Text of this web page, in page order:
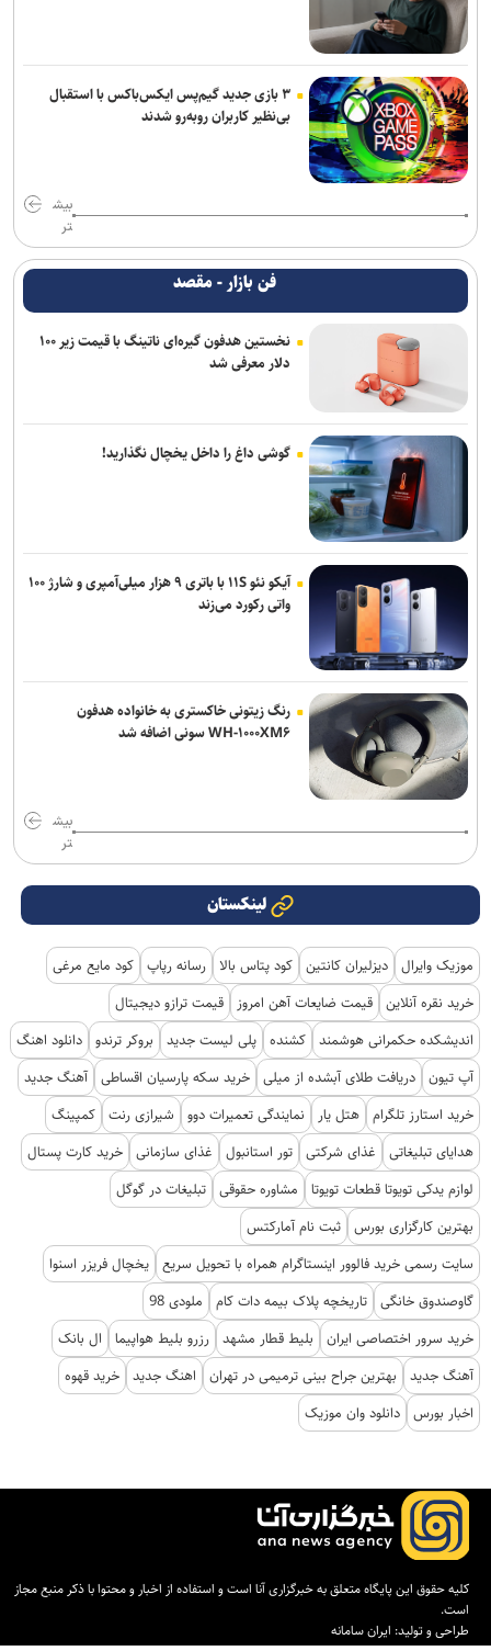
۳ بازی جدید گیم‌پس ایکس‌باکس با استقبال
بی‌نظیر کاربران روبه‌رو شدند
بیش
تر
فن بازار - مقصد
نخستین هدفون گیره‌ای ناتینگ با قیمت زیر ۱۰۰
دلار معرفی شد
گوشی داغ را داخل یخچال نگذارید!
آیکو نئو ۱۱S با باتری ۹ هزار میلی‌آمپری و شارژ ۱۰۰
واتی رکورد می‌زند
رنگ زیتونی خاکستری به خانواده هدفون
WH-۱۰۰۰XM۶ سونی اضافه شد
بیش
تر
لینکستان
موزیک وایرال دیزلیران کانتین کود پتاس بالا رسانه رپاپ کود مایع مرغی
خرید نقره آنلاین قیمت ضایعات آهن امروز
قیمت ترازو دیجیتال
اندیشکده حکمرانی هوشمند کشنده پلی لیست جدید بروکر ترندو دانلود اهنگ
آپ تیون دریافت طلای آبشده از میلی خرید سکه پارسیان اقساطی آهنگ جدید
خرید استارز تلگرام هتل یار نمایندگی تعمیرات دوو شیرازی رنت کمپینگ
هدایای تبلیغاتی
غذای شرکتی تور استانبول غذای سازمانی خرید کارت پستال
لوازم یدکی تویوتا قطعات تویوتا
مشاوره حقوقی تبلیغات در گوگل
بهترین کارگزاری بورس ثبت نام آمارکتس
سایت رسمی خرید فالوور اینستاگرام همراه با تحویل سریع یخچال فریزر اسنوا
گاوصندوق خانگی تاریخچه پلاک بیمه دات کام
ملودی 98
خرید سرور اختصاصی ایران
بلیط قطار مشهد رزرو بلیط هواپیما
ال بانک
آهنگ جدید
بهترین جراح بینی ترمیمی در تهران اهنگ جدید خرید قهوه
اخبار بورس دانلود وان موزیک
کلیه حقوق این پایگاه متعلق به خبرگزاری آنا است و استفاده از اخبار و محتوا با ذکر منبع مجاز
است.
طراحی و تولید: ایران سامانه